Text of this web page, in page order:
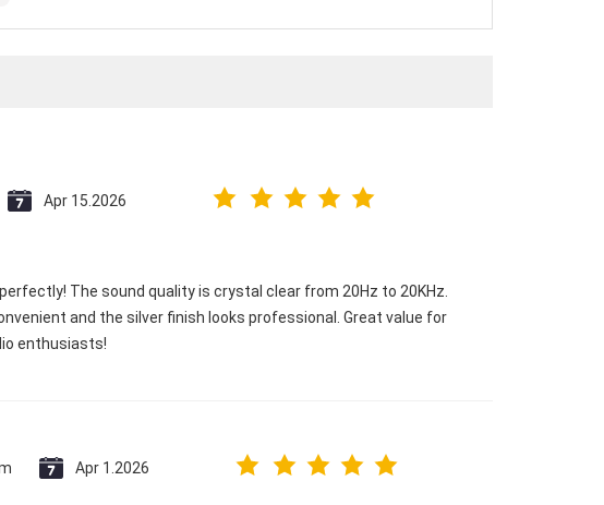
Apr 15.2026
The sound quality is crystal clear from 20Hz to 20KHz.
and the silver finish looks professional. Great value for
enthusiasts!
Apr 1.2026